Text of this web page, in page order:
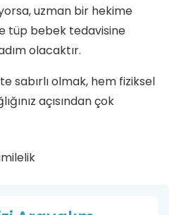
uzman bir hekime
tüp bebek tedavisine
olacaktır.
sabırlı olmak, hem fiziksel
açısından çok